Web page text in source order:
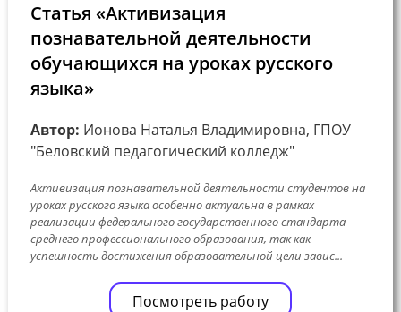
Статья «Активизация
познавательной деятельности
обучающихся на уроках русского
языка»
Автор: Ионова Наталья Владимировна, ГПОУ
"Беловский педагогический колледж"
Активизация познавательной деятельности студентов на
уроках русского языка особенно актуальна в рамках
реализации федерального государственного стандарта
среднего профессионального образования, так как
успешность достижения образовательной цели завис...
Посмотреть работу